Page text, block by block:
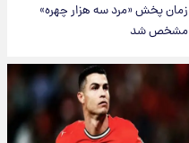
زمان پخش «مرد سه هزار چهره»
مشخص شد